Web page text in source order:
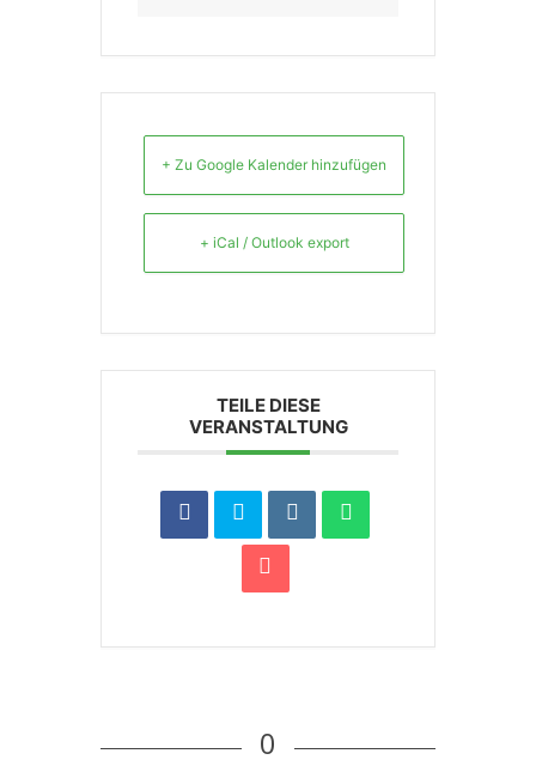
+ Zu Google Kalender hinzufügen
+ iCal / Outlook export
TEILE DIESE
VERANSTALTUNG
0